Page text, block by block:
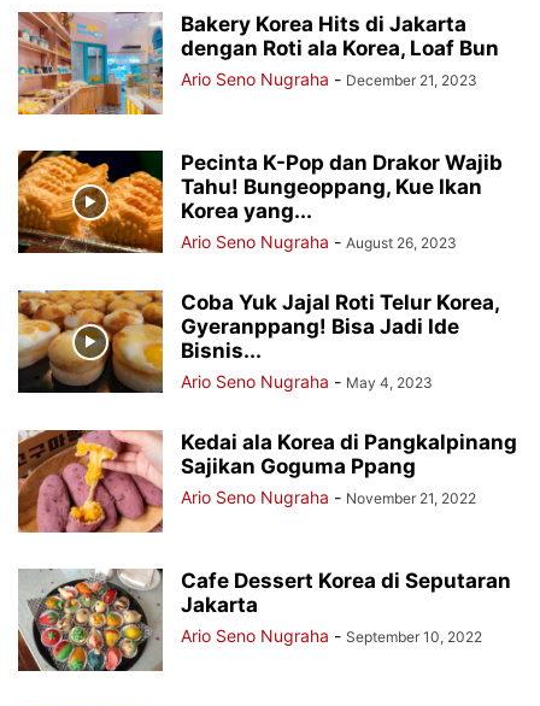
Bakery Korea Hits di Jakarta
dengan Roti ala Korea, Loaf Bun
Ario Seno Nugraha - December 21, 2023
Pecinta K-Pop dan Drakor Wajib
Tahu! Bungeoppang, Kue Ikan
Korea yang...
Ario Seno Nugraha - August 26, 2023
Coba Yuk Jajal Roti Telur Korea,
Gyeranppang! Bisa Jadi Ide
Bisnis...
Ario Seno Nugraha - May 4, 2023
Kedai ala Korea di Pangkalpinang
Sajikan Goguma Ppang
Ario Seno Nugraha - November 21, 2022
Cafe Dessert Korea di Seputaran
Jakarta
Ario Seno Nugraha - September 10, 2022